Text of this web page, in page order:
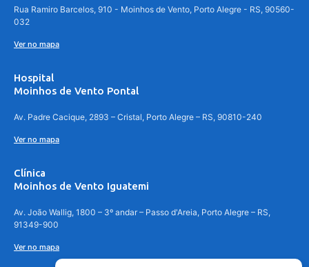
Rua Ramiro Barcelos, 910 - Moinhos de Vento, Porto Alegre - RS, 90560-
032
Ver no mapa
Hospital
Moinhos de Vento Pontal
Av. Padre Cacique, 2893 – Cristal, Porto Alegre – RS, 90810-240
Ver no mapa
Clínica
Moinhos de Vento Iguatemi
Av. João Wallig, 1800 – 3º andar – Passo d'Areia, Porto Alegre – RS,
91349-900
Ver no mapa